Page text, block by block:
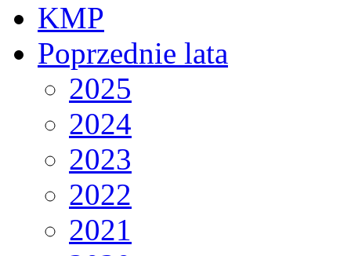
KMP
Poprzednie lata
2025
2024
2023
2022
2021